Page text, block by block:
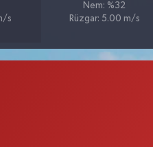
s
Nem: %32
Rüzgar: 5.00 m/s